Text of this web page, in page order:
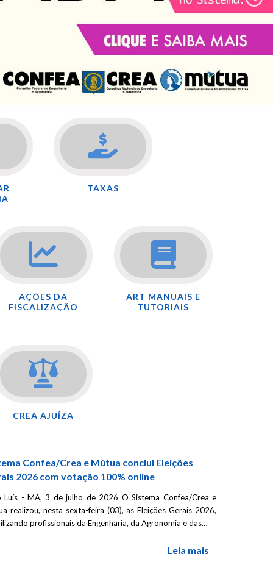
TAXAS
AÇÕES DA
FISCALIZAÇÃO
ART MANUAIS E
TUTORIAIS
CREA AJUÍZA
Orçamento
Confea/Crea e Mútua conclui Eleições
2026 com votação 100% online
Luís - MA, 3 de julho de 2026 O Sistema Confea/Crea e
realizou, nesta sexta-feira (03), as Eleições Gerais 2026,
profissionais da Engenharia, da Agronomia e das…
Leia mais